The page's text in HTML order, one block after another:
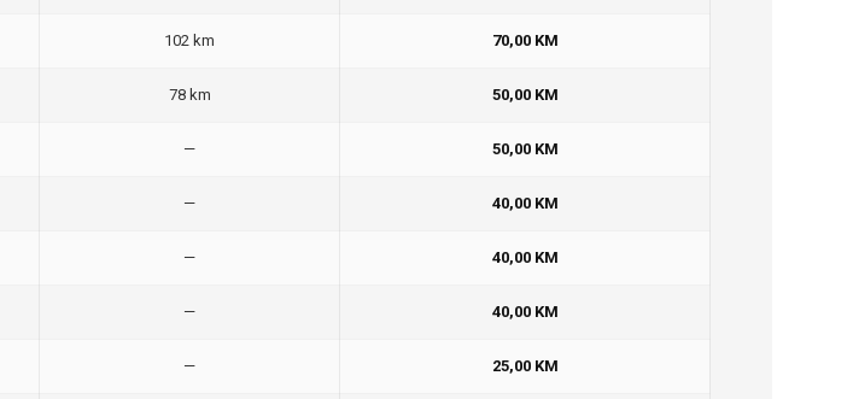
102 km 70,00 KM
78 km 50,00 KM
— 50,00 KM
— 40,00 KM
— 40,00 KM
— 40,00 KM
— 25,00 KM